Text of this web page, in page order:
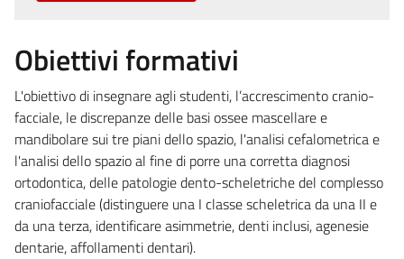
Obiettivi formativi
L'obiettivo di insegnare agli studenti, l’accrescimento cranio-
facciale, le discrepanze delle basi ossee mascellare e
mandibolare sui tre piani dello spazio, l'analisi cefalometrica e
l'analisi dello spazio al fine di porre una corretta diagnosi
ortodontica, delle patologie dento-scheletriche del complesso
craniofacciale (distinguere una I classe scheletrica da una II e
da una terza, identificare asimmetrie, denti inclusi, agenesie
dentarie, affollamenti dentari).